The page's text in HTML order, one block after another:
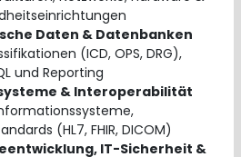
Daten & Datenbanken
(ICD, OPS, DRG),
und Reporting
& Interoperabilität
(HL7, FHIR, DICOM)
IT-Sicherheit &